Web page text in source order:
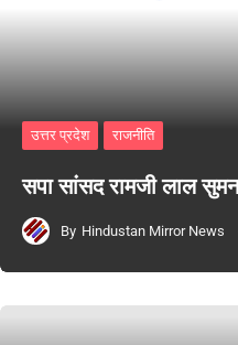
उत्तर प्रदेश राजनीति
सपा सांसद रामजी लाल
By Hindustan Mirror News